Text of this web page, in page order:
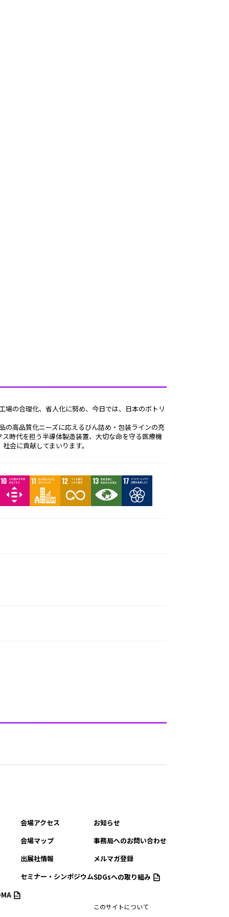
時代を担う半導体製造装置、大切な命を守る医療機
会に貢献してまいります。
会場アクセス
会場マップ
出展社情報
セミナー・シンポジウム
お知らせ
事務局へのお問い合わせ
メルマガ登録
SDGsへの取り組み
このサイトについて